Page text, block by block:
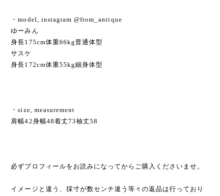
・model, instagram @from_antique
ゆーみん
身長175cm体重66kg普通体型
サスケ
身長172cm体重55kg細身体型
・size, measurement
肩幅42身幅48着丈73袖丈58
必ずプロフィールをお読みになってからご購入くださいませ。
イメージと違う、採寸が数センチ違う等々の返品は行っており